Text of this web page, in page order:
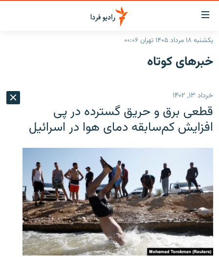
لینک‌های
قابلیت
دسترسی
بازگشت
اصلی
رفتن
صفحه
ایران
رادیو
انتخاب کنید و بشنوید
پادکست
گزارش‌های ویدئویی
English
به ما بپیوندید
یکشنبه ۱۸ مرداد ۱۴۰۵ تهران ۰۰:۰۶
خبرهای کوتاه
خرداد ۱۳, ۱۴۰۲
قطعی برق و حریق گسترده در پی
افزایش کم‌سابقه دمای هوا در اسرائیل